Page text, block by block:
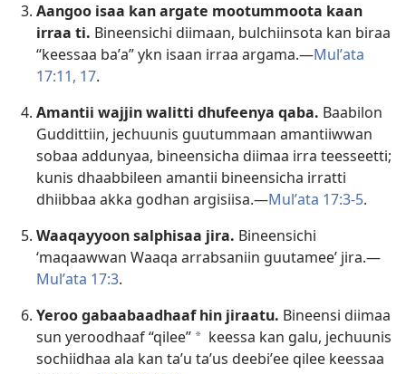
Aangoo isaa kan argate mootummoota kaan
irraa ti. Bineensichi diimaan, bulchiinsota kan biraa
“keessaa baʼa” ykn isaan irraa argama.—Mulʼata
17:11, 17.
Amantii wajjin walitti dhufeenya qaba. Baabilon
Guddittiin, jechuunis guutummaan amantiiwwan
sobaa addunyaa, bineensicha diimaa irra teesseetti;
kunis dhaabbileen amantii bineensicha irratti
dhiibbaa akka godhan argisiisa.—Mulʼata 17:3-5.
Waaqayyoon salphisaa jira. Bineensichi
‘maqaawwan Waaqa arrabsaniin guutamee’ jira.—
Mulʼata 17:3.
Yeroo gabaabaadhaaf hin jiraatu. Bineensi diimaa
sun yeroodhaaf “qilee” a keessa kan galu, jechuunis
sochiidhaa ala kan taʼu taʼus deebiʼee qilee keessaa